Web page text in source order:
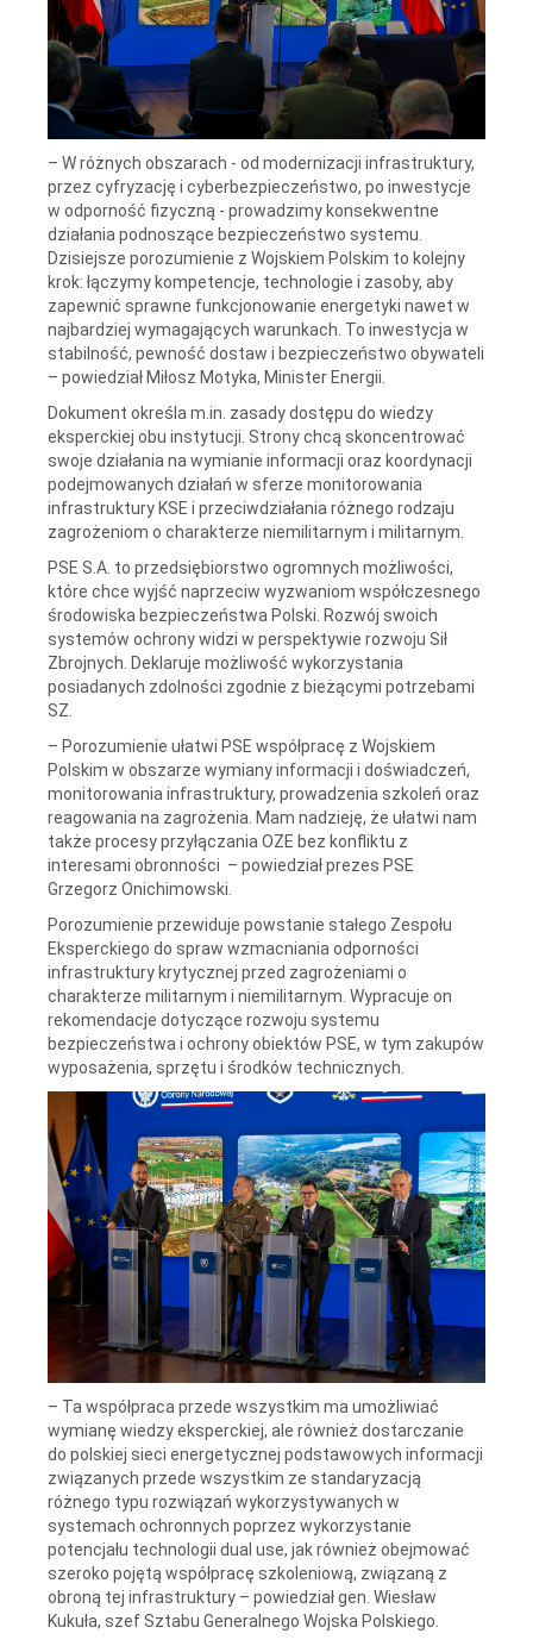
– W różnych obszarach - od modernizacji infrastruktury,
przez cyfryzację i cyberbezpieczeństwo, po inwestycje
w odporność fizyczną - prowadzimy konsekwentne
działania podnoszące bezpieczeństwo systemu.
Dzisiejsze porozumienie z Wojskiem Polskim to kolejny
krok: łączymy kompetencje, technologie i zasoby, aby
zapewnić sprawne funkcjonowanie energetyki nawet w
najbardziej wymagających warunkach. To inwestycja w
stabilność, pewność dostaw i bezpieczeństwo obywateli
– powiedział Miłosz Motyka, Minister Energii.
Dokument określa m.in. zasady dostępu do wiedzy
eksperckiej obu instytucji. Strony chcą skoncentrować
swoje działania na wymianie informacji oraz koordynacji
podejmowanych działań w sferze monitorowania
infrastruktury KSE i przeciwdziałania różnego rodzaju
zagrożeniom o charakterze niemilitarnym i militarnym.
PSE S.A. to przedsiębiorstwo ogromnych możliwości,
które chce wyjść naprzeciw wyzwaniom współczesnego
środowiska bezpieczeństwa Polski. Rozwój swoich
systemów ochrony widzi w perspektywie rozwoju Sił
Zbrojnych. Deklaruje możliwość wykorzystania
posiadanych zdolności zgodnie z bieżącymi potrzebami
SZ.
– Porozumienie ułatwi PSE współpracę z Wojskiem
Polskim w obszarze wymiany informacji i doświadczeń,
monitorowania infrastruktury, prowadzenia szkoleń oraz
reagowania na zagrożenia. Mam nadzieję, że ułatwi nam
także procesy przyłączania OZE bez konfliktu z
interesami obronności – powiedział prezes PSE
Grzegorz Onichimowski.
Porozumienie przewiduje powstanie stałego Zespołu
Eksperckiego do spraw wzmacniania odporności
infrastruktury krytycznej przed zagrożeniami o
charakterze militarnym i niemilitarnym. Wypracuje on
rekomendacje dotyczące rozwoju systemu
bezpieczeństwa i ochrony obiektów PSE, w tym zakupów
wyposażenia, sprzętu i środków technicznych.
– Ta współpraca przede wszystkim ma umożliwiać
wymianę wiedzy eksperckiej, ale również dostarczanie
do polskiej sieci energetycznej podstawowych informacji
związanych przede wszystkim ze standaryzacją
różnego typu rozwiązań wykorzystywanych w
systemach ochronnych poprzez wykorzystanie
potencjału technologii dual use, jak również obejmować
szeroko pojętą współpracę szkoleniową, związaną z
obroną tej infrastruktury – powiedział gen. Wiesław
Kukuła, szef Sztabu Generalnego Wojska Polskiego.